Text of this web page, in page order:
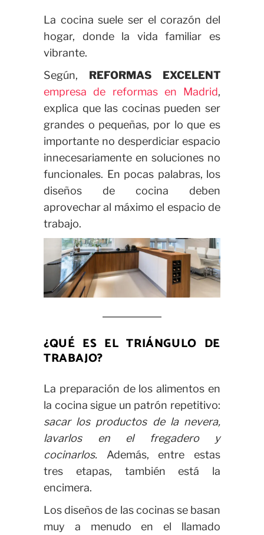
La cocina suele ser el corazón del
hogar, donde la vida familiar es
vibrante.
Según, REFORMAS EXCELENT
empresa de reformas en Madrid,
explica que las cocinas pueden ser
grandes o pequeñas, por lo que es
importante no desperdiciar espacio
innecesariamente en soluciones no
funcionales. En pocas palabras, los
diseños de cocina deben
aprovechar al máximo el espacio de
trabajo.
¿QUÉ ES EL TRIÁNGULO DE
TRABAJO?
La preparación de los alimentos en
la cocina sigue un patrón repetitivo:
sacar los productos de la nevera,
lavarlos en el fregadero y
cocinarlos. Además, entre estas
tres etapas, también está la
encimera.
Los diseños de las cocinas se basan
muy a menudo en el llamado